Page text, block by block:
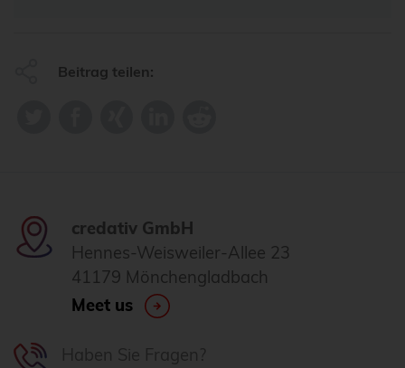
Beitrag teilen:
credativ GmbH
Hennes-Weisweiler-Allee 23
41179 Mönchengladbach
Meet us